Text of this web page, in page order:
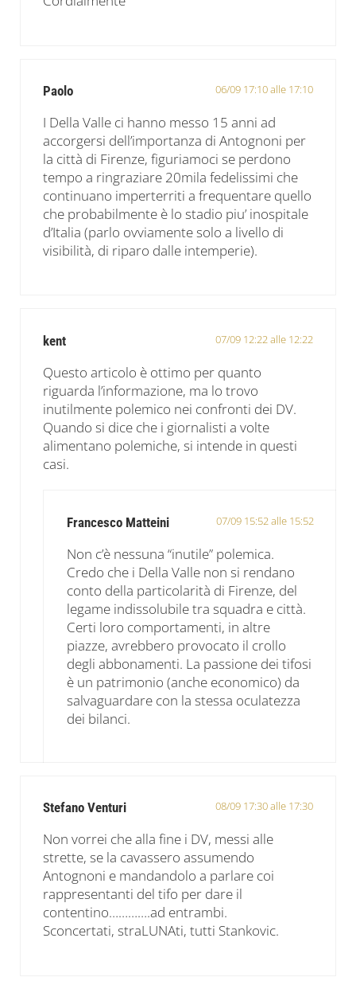
Paolo 06/09 17:10 alle 17:10
I Della Valle ci hanno messo 15 anni ad
accorgersi dell’importanza di Antognoni per
la città di Firenze, figuriamoci se perdono
tempo a ringraziare 20mila fedelissimi che
continuano imperterriti a frequentare quello
che probabilmente è lo stadio piu’ inospitale
d’Italia (parlo ovviamente solo a livello di
visibilità, di riparo dalle intemperie).
kent 07/09 12:22 alle 12:22
Questo articolo è ottimo per quanto
riguarda l’informazione, ma lo trovo
inutilmente polemico nei confronti dei DV.
Quando si dice che i giornalisti a volte
alimentano polemiche, si intende in questi
casi.
Francesco Matteini 07/09 15:52 alle 15:52
Non c’è nessuna “inutile” polemica.
Credo che i Della Valle non si rendano
conto della particolarità di Firenze, del
legame indissolubile tra squadra e città.
Certi loro comportamenti, in altre
piazze, avrebbero provocato il crollo
degli abbonamenti. La passione dei tifosi
è un patrimonio (anche economico) da
salvaguardare con la stessa oculatezza
dei bilanci.
Stefano Venturi 08/09 17:30 alle 17:30
Non vorrei che alla fine i DV, messi alle
strette, se la cavassero assumendo
Antognoni e mandandolo a parlare coi
rappresentanti del tifo per dare il
contentino………….ad entrambi.
Sconcertati, straLUNAti, tutti Stankovic.